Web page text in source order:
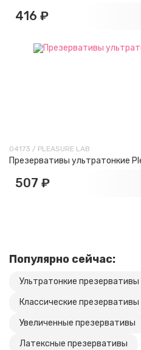
416 ₽
04173 / PLEASURE LAB
Презервативы ультратонкие
507 ₽
Популярно сейчас:
Ультратонкие презервативы
Классические презервативы
Увеличенные презервативы
Латексные презервативы